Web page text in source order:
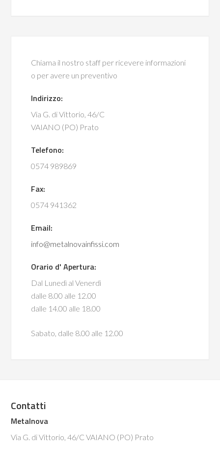
Chiama il nostro staff per ricevere informazioni
o per avere un preventivo
Indirizzo:
Via G. di Vittorio, 46/C
VAIANO (PO) Prato
Telefono:
0574 989869
Fax:
0574 941362
Email:
info@metalnovainfissi.com
Orario d' Apertura:
Dal Lunedì al Venerdì
dalle 8.00 alle 12.00
dalle 14.00 alle 18.00
Sabato, dalle 8.00 alle 12.00
Contatti
Metalnova
Via G. di Vittorio, 46/C VAIANO (PO) Prato